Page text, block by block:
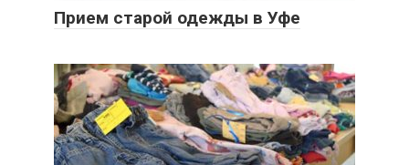
Прием старой одежды в Уфе